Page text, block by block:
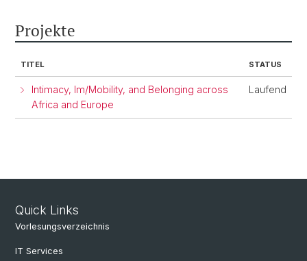
Projekte
TITEL STATUS
Intimacy, Im/Mobility, and Belonging across
Africa and Europe
Laufend
Quick Links
Vorlesungsverzeichnis
IT Services